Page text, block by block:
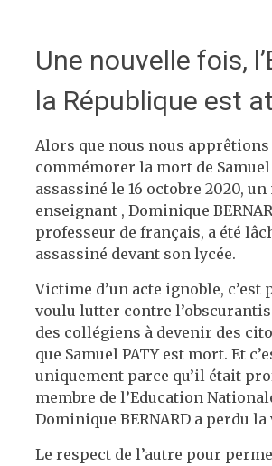
Une nouvelle fois,
la République est
Alors que nous nous apprêtions
commémorer la mort de Samuel
assassiné le 16 octobre 2020,
enseignant , Dominique
professeur de français, a été
assassiné devant son lycée.
Victime d’un acte ignoble, c’est
voulu lutter contre
des collégiens à devenir des
que Samuel PATY est mort. Et
uniquement parce qu’il était
membre de l’Education
Dominique BERNARD a perdu la
Le respect de l’autre pour